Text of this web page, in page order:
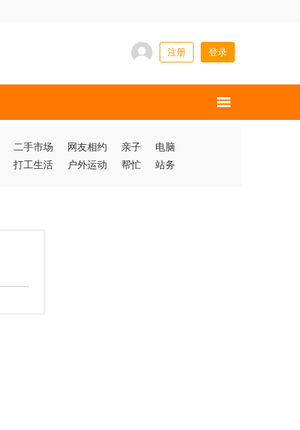
注册 登录
二手市场 网友相约 亲子
电脑
打工生活 户外运动 帮忙 站务